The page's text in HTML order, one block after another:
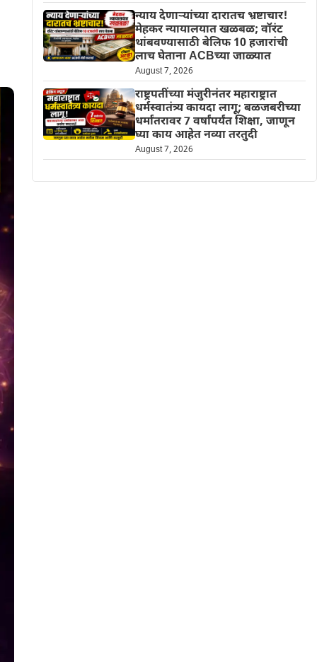
न्याय देणाऱ्यांच्या दारातच भ्रष्टाचार!
मेहकर न्यायालयात खळबळ; वॉरंट
थांबवण्यासाठी बेलिफ 10 हजारांची
लाच घेताना ACBच्या जाळ्यात
August 7, 2026
राष्ट्रपतींच्या मंजुरीनंतर महाराष्ट्रात
धर्मस्वातंत्र्य कायदा लागू; बळजबरीच्या
धर्मांतरावर 7 वर्षांपर्यंत शिक्षा, जाणून
घ्या काय आहेत नव्या तरतुदी
August 7, 2026